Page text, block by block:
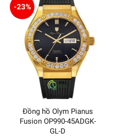
-23%
Đồng hồ Olym Pianus
Fusion OP990-45ADGK-
GL-D